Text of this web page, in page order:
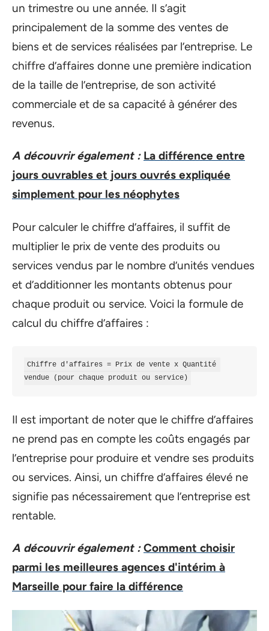
un trimestre ou une année. Il s’agit
principalement de la somme des ventes de
biens et de services réalisées par l’entreprise. Le
chiffre d’affaires donne une première indication
de la taille de l’entreprise, de son activité
commerciale et de sa capacité à générer des
revenus.
A découvrir également : La différence entre
jours ouvrables et jours ouvrés expliquée
simplement pour les néophytes
Pour calculer le chiffre d’affaires, il suffit de
multiplier le prix de vente des produits ou
services vendus par le nombre d’unités vendues
et d’additionner les montants obtenus pour
chaque produit ou service. Voici la formule de
calcul du chiffre d’affaires :
Chiffre d'affaires = Prix de vente x Quantité
Il est important de noter que le chiffre d’affaires
ne prend pas en compte les coûts engagés par
l’entreprise pour produire et vendre ses produits
ou services. Ainsi, un chiffre d’affaires élevé ne
signifie pas nécessairement que l’entreprise est
rentable.
A découvrir également : Comment choisir
parmi les meilleures agences d'intérim à
Marseille pour faire la différence